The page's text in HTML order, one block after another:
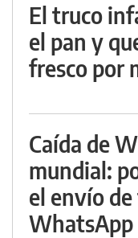
El truco
el pan y
fresco por
Caída de
mundial:
el envío
WhatsApp